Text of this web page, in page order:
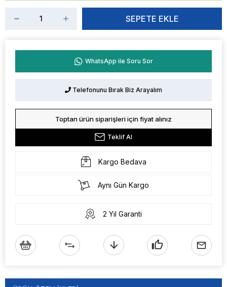
WhatsApp ile Soru Sor
Telefonunu Bırak Biz Arayalım
Toptan ürün siparişleri için fiyat alınız
Teklif Al
Kargo Bedava
Aynı Gün Kargo
2 Yıl Garanti